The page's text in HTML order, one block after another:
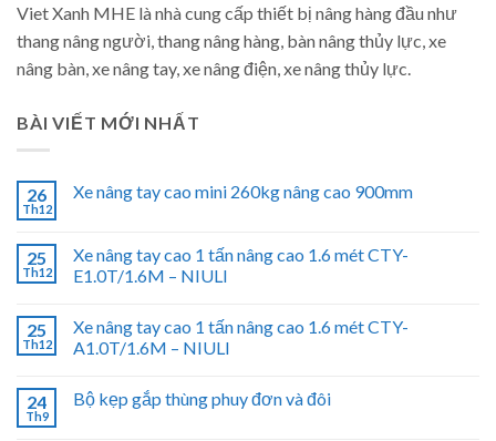
Viet Xanh MHE là nhà cung cấp thiết bị nâng hàng đầu như
thang nâng người, thang nâng hàng, bàn nâng thủy lực, xe
nâng bàn, xe nâng tay, xe nâng điện, xe nâng thủy lực.
BÀI VIẾT MỚI NHẤT
26
Th12
Xe nâng tay cao mini 260kg nâng cao 900mm
25
Th12
Xe nâng tay cao 1 tấn nâng cao 1.6 mét CTY-
E1.0T/1.6M – NIULI
25
Th12
Xe nâng tay cao 1 tấn nâng cao 1.6 mét CTY-
A1.0T/1.6M – NIULI
24
Th9
Bộ kẹp gắp thùng phuy đơn và đôi